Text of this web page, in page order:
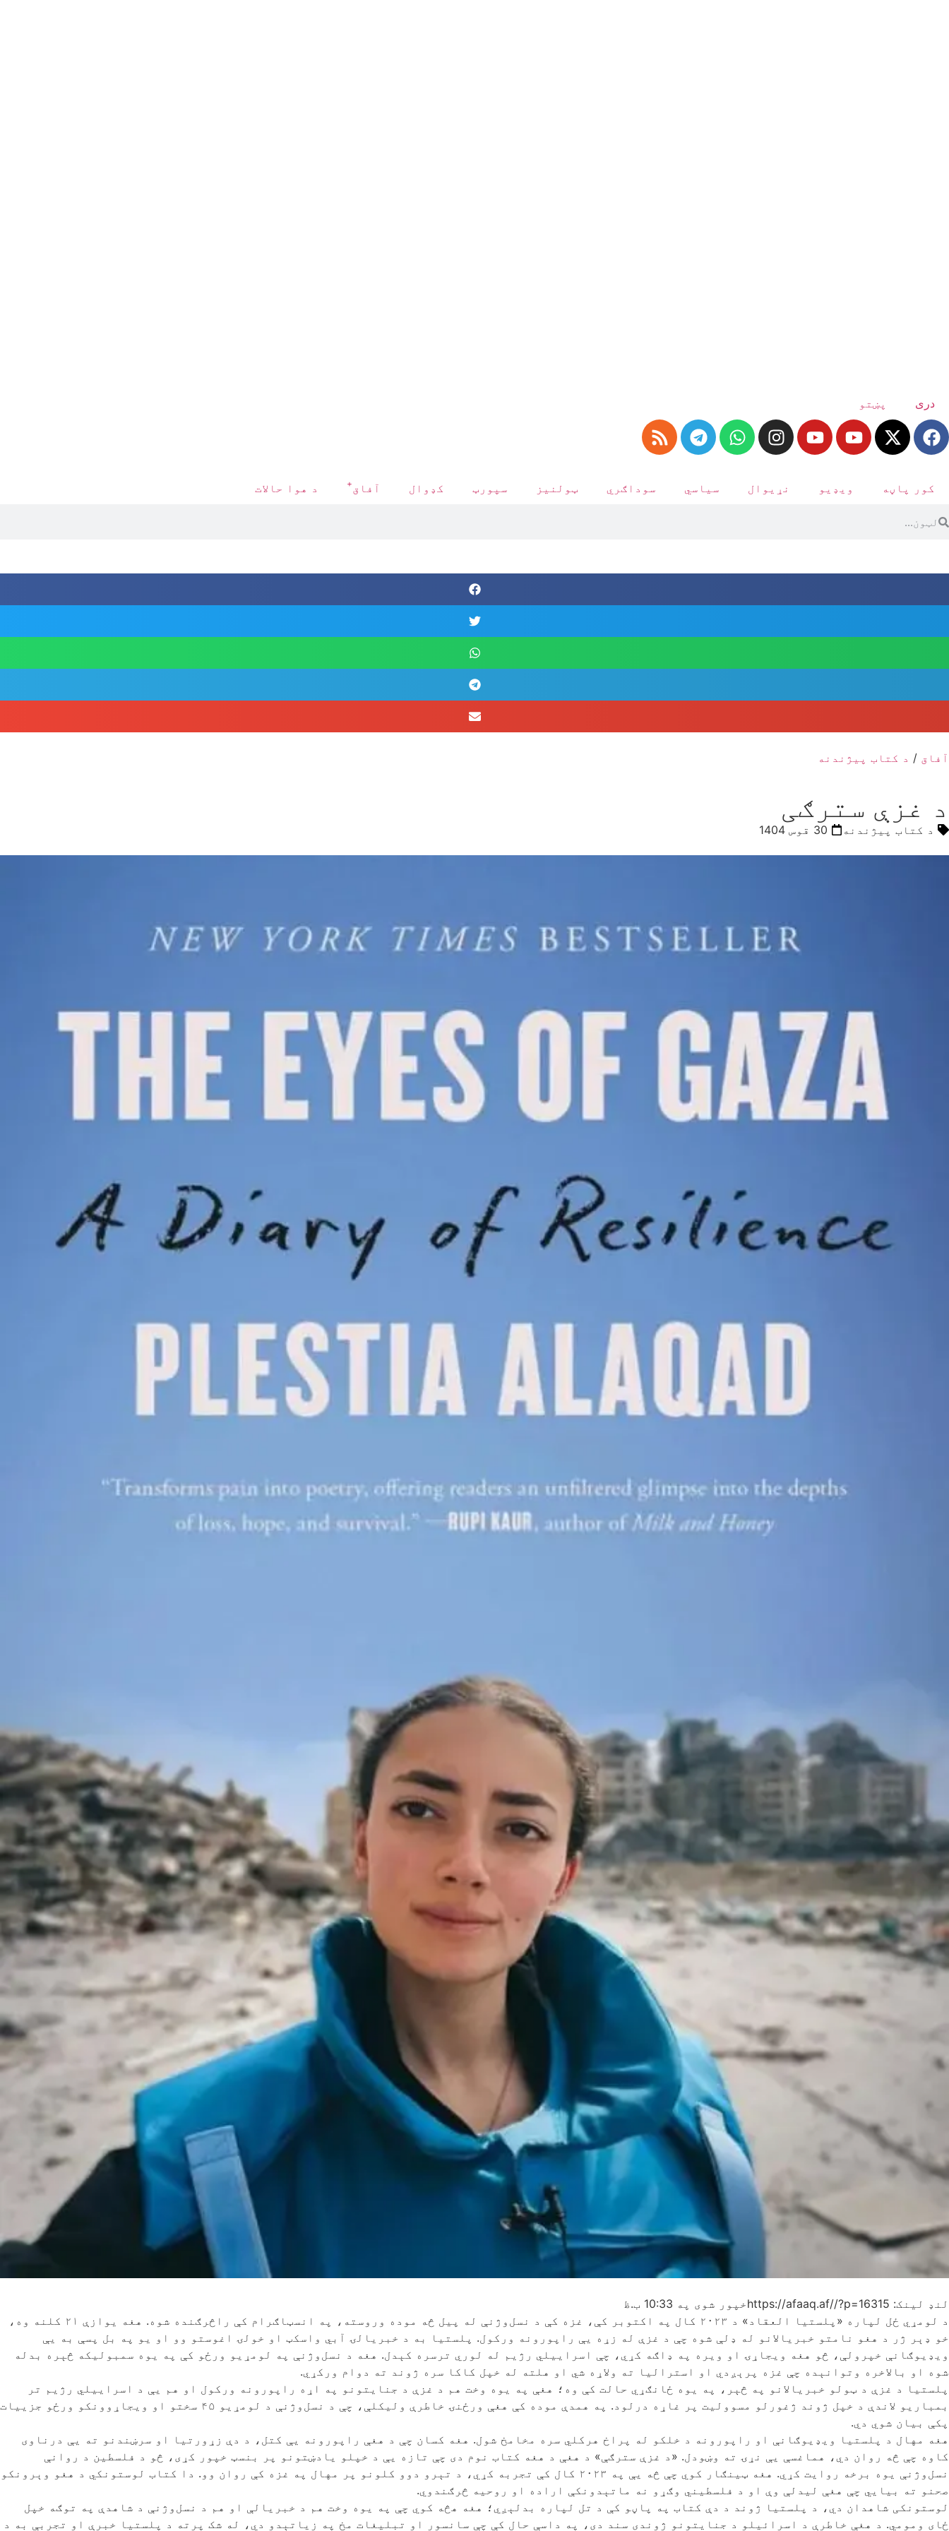
دری پښتو
کور پاڼه ویډیو نړیوال سیاسي سوداګري ټولنیز سپورټ کډوال آفاق+ د هوا حالات
آفاق / د کتاب پیژندنه
د غزې سترګی
د کتاب پیژندنه 30 قوس 1404
لنډ لینک: https://afaaq.af//?p=16315 خپور شوی په 10:33 ب.ظ
د لومړي ځل لپاره «پلستیا العقاد» د ۲۰۲۳ کال په اکتوبر کې، غزه کې د نسل‌وژنې له پیل څه موده وروسته، په انسټاګرام کې راڅرګنده شوه. هغه یوازې ۲۱ کلنه وه،
خو ډېر ژر د هغو نامتو خبریالانو له ډلې شوه چې د غزې له زړه یې راپورونه ورکول. پلستیا به د خبریالۍ آبي واسکټ او خولۍ اغوستو وو او یو په بل پسې به یې
ویډیوګانې خپرولې، څو هغه ویجاړۍ او ویره په ډاګه کړي، چې اسراییلي رژیم له لوري ترسره کېدل. هغه د نسل‌وژنې په لومړیو ورځو کې په یوه سمبولیکه څېره بدله
شوه او بالاخره وتوانېده چې غزه پرېږدي او استرالیا ته ولاړه شي او هلته له خپل کاکا سره ژوند ته دوام ورکړي.
پلستیا د غزې د ټولو خبریالانو په څېر، په یوه ځانګړي حالت کې وه؛ هغې په یوه وخت هم د غزې د جنایتونو په اړه راپورونه ورکول او هم یې د اسراییلي رژیم تر
بمباریو لاندې د خپل ژوند ژغورلو مسوولیت پر غاړه درلود. په همدې موده کې هغې ورځنۍ خاطرې ولیکلې، چې د نسل‌وژنې د لومړیو ۴۵ سختو او ویجاړوونکو ورځو جزییات
پکې بیان شوي دي.
هغه مهال د پلستیا ویډیوګانې او راپورونه د خلکو له پراخ هرکلي سره مخامخ شول. هغه کسان چې د هغې راپورونه یې کتل، د دې زړورتیا او سرښندنو ته یې درناوی
کاوه چې څه روان دي، هماغسې یې نړۍ ته وښودل. «د غزې سترګې» د هغې د هغه کتاب نوم دی چې تازه یې د خپلو یادښتونو پر بنسټ خپور کړی، څو د فلسطین د روانې
نسل‌وژنې یوه برخه روایت کړي. هغه ټینګار کوي چې څه یې په ۲۰۲۳ کال کې تجربه کړي، د تېرو دوو کلونو پر مهال په غزه کې روان وو. دا کتاب لوستونکي د هغو وېرونکو
صحنو ته بیايي چې هغې لیدلې وې او د فلسطیني وګړو نه ماتېدونکې اراده او روحیه څرګندوي.
لوستونکی شاهدان دي، د پلستیا ژوند د دې کتاب په پاڼو کې د تل لپاره بدلېږي؛ هغه هڅه کوي چې په یوه وخت هم د خبریالې او هم د نسل‌وژنې د شاهدې په توګه خپل
ځای ومومي. د هغې خاطرې د اسرائیلو د جنایتونو ژوندی سند دی، په داسې حال کې چې سانسور او تبلیغات مخ په زیاتېدو دي، له شک پرته د پلستیا خبرې او تجربې به د